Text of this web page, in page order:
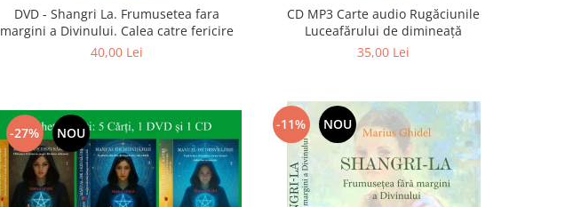
DVD - Shangri La. Frumusetea fara
margini a Divinului. Calea catre fericire
40,00 Lei
CD MP3 Carte audio Rugăciunile
Luceafărului de dimineață
35,00 Lei
-27% NOU
-11% NOU